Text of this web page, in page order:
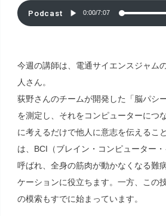
Podcast 0:00/7:07
今週の講師は、電通サイエンスジャム
人さん。
荻野さんのチームが開発した「脳パシ
を測定し、それをコンピューターにつ
に考えるだけで他人に意志を伝えるこ
は、BCI（ブレイン・コンピューター
呼ばれ、全身の筋肉が動かなくなる難
ケーションに役立ちます。一方、この
の模索もすでに始まっています。